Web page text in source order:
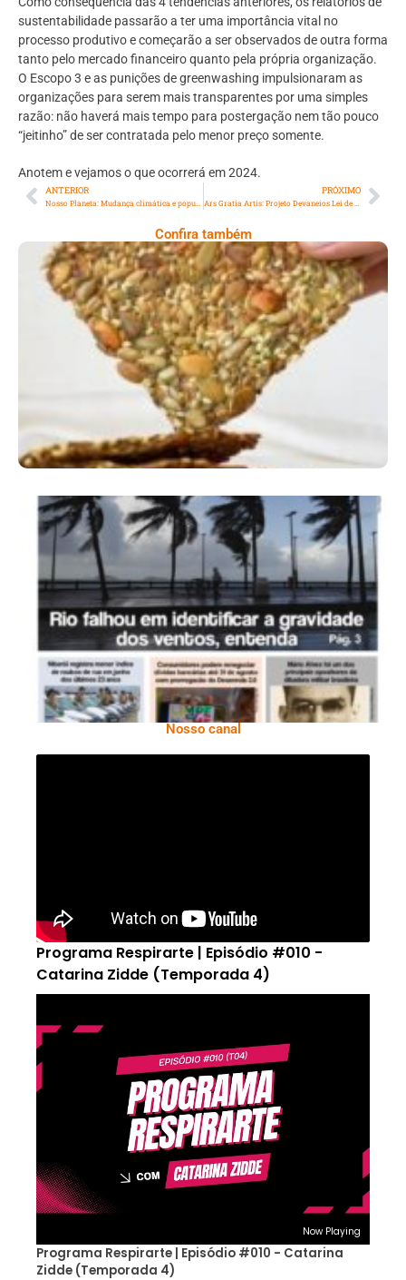
sustentabilidade passarão a ter uma importância vital no
processo produtivo e começarão a ser observados de outra forma
tanto pelo mercado financeiro quanto pela própria organização.
O Escopo 3 e as punições de greenwashing impulsionaram as
organizações para serem mais transparentes por uma simples
razão: não haverá mais tempo para postergação nem tão pouco
“jeitinho” de ser contratada pelo menor preço somente.
Anotem e vejamos o que ocorrerá em 2024.
ANTERIOR PRÓXIMO
Confira também
Comer Bem: Cracker De Sementes
Ano X – Número 366 01 A 07 De Agosto De
2026
Nosso canal
Programa Respirarte | Episódio #010 -
Catarina Zidde (Temporada 4)
Now Playing
Programa Respirarte | Episódio #010 - Catarina
Zidde (Temporada 4)